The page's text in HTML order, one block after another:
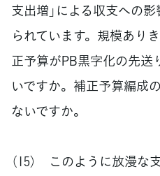
支出増」による収支への
られています。規模あり
正予算がPB黒字化の先送
いですか。補正予算編成
ないですか。
（15） このように放漫な